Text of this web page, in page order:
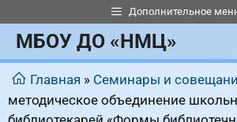
к
содержимому
Дополнительное
МБОУ ДО «НМЦ»
Главная » Семинары и
методическое объединение